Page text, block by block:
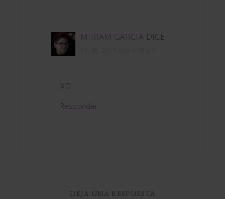
MIRIAM GARCIA DICE
XD
Responder
DEJA UNA RESPUESTA